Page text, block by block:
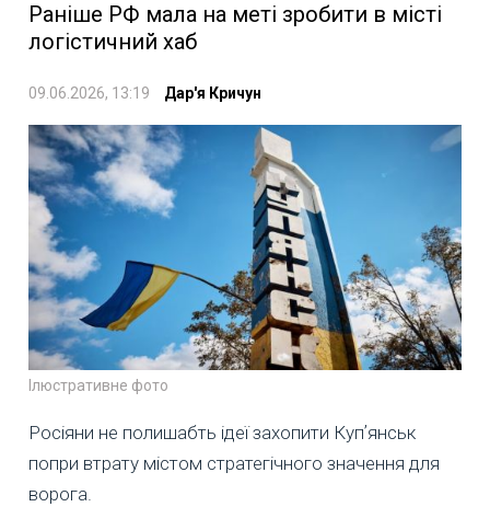
Раніше РФ мала на меті зробити в місті
логістичний хаб
09.06.2026, 13:19 Дар'я Кричун
Ілюстративне фото
Росіяни не полишабть ідеї захопити Купʼянськ
попри втрату містом стратегічного значення для
ворога.